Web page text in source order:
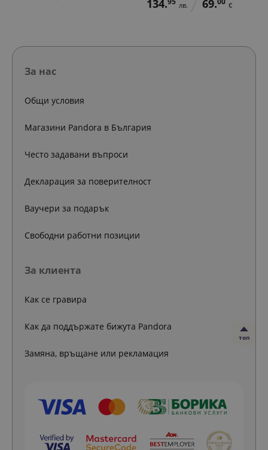
134. лв. 69. €
топ
За нас
Общи условия
Магазини Pandora в България
Често задавани въпроси
Декларация за поверителност
Ваучери за подарък
Свободни работни позиции
За клиента
Как се гравира
Как да поддържате бижута Pandora
Замяна, връщане или рекламация